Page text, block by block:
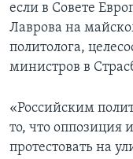
если в Совете
Лаврова на
политолога,
министров в
«Российским
то, что оппозиция
протестовать на